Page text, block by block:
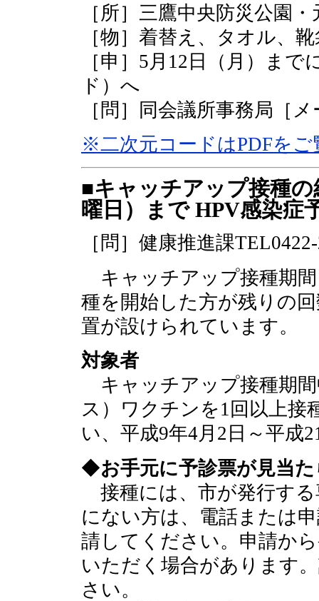
［所］三鷹中央防災公園
［物］着替え、タオル、
［申］5月12日（月）ま
ド）へ
［問］同会議所事務局［
※二次元コードはPDFをご
■キャッチアップ接種の
曜日）まで HPV感染症
［問］健康推進課
キャッチアップ接種期間
種を開始した方が残りの
置が設けられています。
対象者
キャッチアップ接種期
ス）ワクチンを1回以上接
い、平成9年4月2日～平成
◆お手元に予診票が見当
接種には、市が発行する
にない方は、電話または
請してください。申請か
いただく場合があります
さい。